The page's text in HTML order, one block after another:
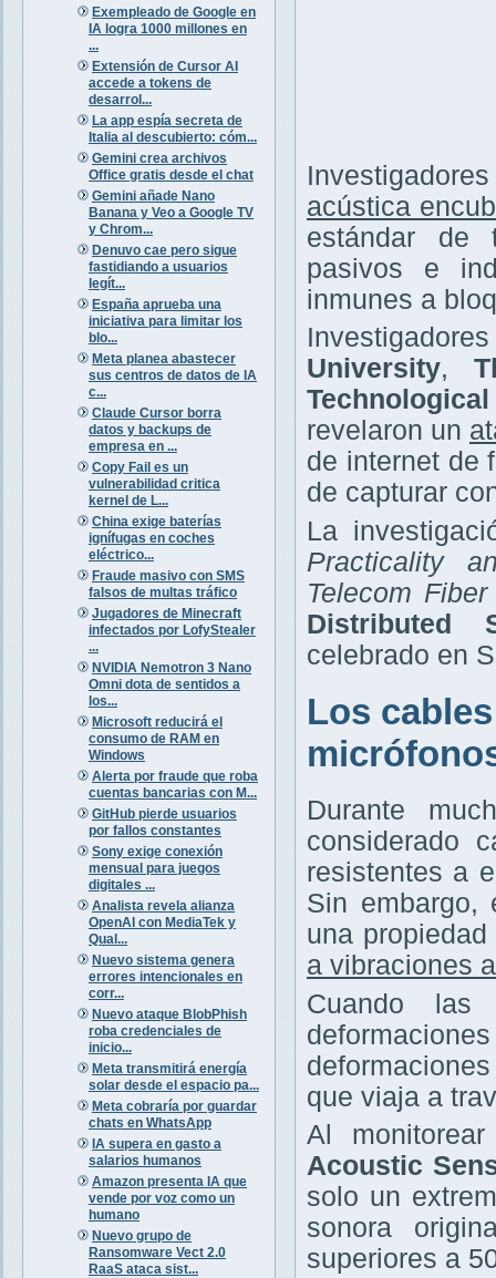
Exempleado de Google en
IA logra 1000 millones en
...
Extensión de Cursor AI
accede a tokens de
desarrol...
La app espía secreta de
Italia al descubierto: cóm...
Gemini crea archivos
Office gratis desde el chat
Gemini añade Nano
Banana y Veo a Google TV
y Chrom...
Denuvo cae pero sigue
fastidiando a usuarios
legít...
España aprueba una
iniciativa para limitar los
blo...
Meta planea abastecer
sus centros de datos de IA
c...
Claude Cursor borra
datos y backups de
empresa en ...
Copy Fail es un
vulnerabilidad critica
kernel de L...
China exige baterías
ignífugas en coches
eléctrico...
Fraude masivo con SMS
falsos de multas tráfico
Jugadores de Minecraft
infectados por LofyStealer
...
NVIDIA Nemotron 3 Nano
Omni dota de sentidos a
los...
Microsoft reducirá el
consumo de RAM en
Windows
Alerta por fraude que roba
cuentas bancarias con M...
GitHub pierde usuarios
por fallos constantes
Sony exige conexión
mensual para juegos
digitales ...
Analista revela alianza
OpenAI con MediaTek y
Qual...
Nuevo sistema genera
errores intencionales en
corr...
Nuevo ataque BlobPhish
roba credenciales de
inicio...
Meta transmitirá energía
solar desde el espacio pa...
Meta cobraría por guardar
chats en WhatsApp
IA supera en gasto a
salarios humanos
Amazon presenta IA que
vende por voz como un
humano
Nuevo grupo de
Ransomware Vect 2.0
RaaS ataca sist...
acústica
estándar de
pasivos e
inmunes a
University,
revelaron un
de internet de
de capturar
La
Practicality
Telecom
Distributed
celebrado en
Los
Durante
considerado
resistentes a
Sin embargo,
una
a vibraciones
Cuando las
que viaja a
Al
Acoustic
solo un
sonora
superiores a